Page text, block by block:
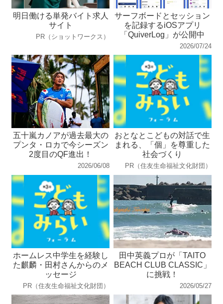
明日働ける単発バイト求人
サイト
PR（ショットワークス）
サーフボードとセッション
を記録するiOSアプリ
「QuiverLog」が公開中
2026/07/24
五十嵐カノアが過去最大の
プンタ・ロカで今シーズン
2度目のQF進出！
2026/06/08
おとなとこどもの対話で生
まれる、「個」を尊重した
社会づくり
PR（住友生命福祉文化財団）
ホームレス中学生を経験し
た麒麟・田村さんからのメ
ッセージ
PR（住友生命福祉文化財団）
田中英義プロが「TAITO
BEACH CLUB CLASSIC」
に挑戦！
2026/05/27